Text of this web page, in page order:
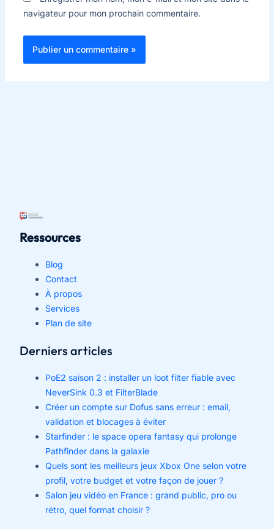
navigateur pour mon prochain commentaire.
Ressources
Blog
Contact
À propos
Services
Plan de site
Derniers articles
PoE2 saison 2 : installer un loot filter fiable avec
NeverSink 0.3 et FilterBlade
Créer un compte sur Dofus sans erreur : email,
validation et blocages à éviter
Starfinder : le space opera fantasy qui prolonge
Pathfinder dans la galaxie
Quels sont les meilleurs jeux Xbox One selon votre
profil, votre budget et votre façon de jouer ?
Salon jeu vidéo en France : grand public, pro ou
rétro, quel format choisir ?